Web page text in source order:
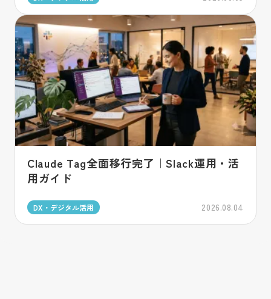
Claude Tag全面移行完了｜Slack運用・活
用ガイド
DX・デジタル活用 2026.08.04